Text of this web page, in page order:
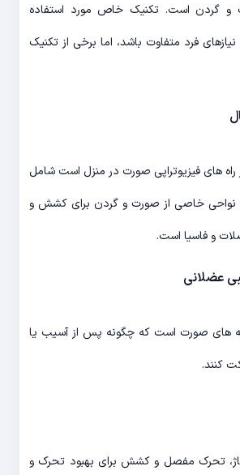
گردن است. تکنیک خاص مورد استفاده
فرد متفاوت باشد، اما برخی از تکنیک
های فیزیوتراپی صورت در منزل است شامل
نواحی خاصی از صورت و گردن برای کشش و
و فاسیا است.
عضلانی
های صورت است که چگونه پس از آسیب یا
کنند.
تحرک مفصل و کشش برای بهبود تحرک و